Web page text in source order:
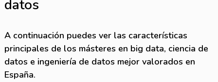
datos
A continuación puedes ver las características
principales de los másteres en big data, ciencia de
datos e ingeniería de datos mejor valorados en
España.